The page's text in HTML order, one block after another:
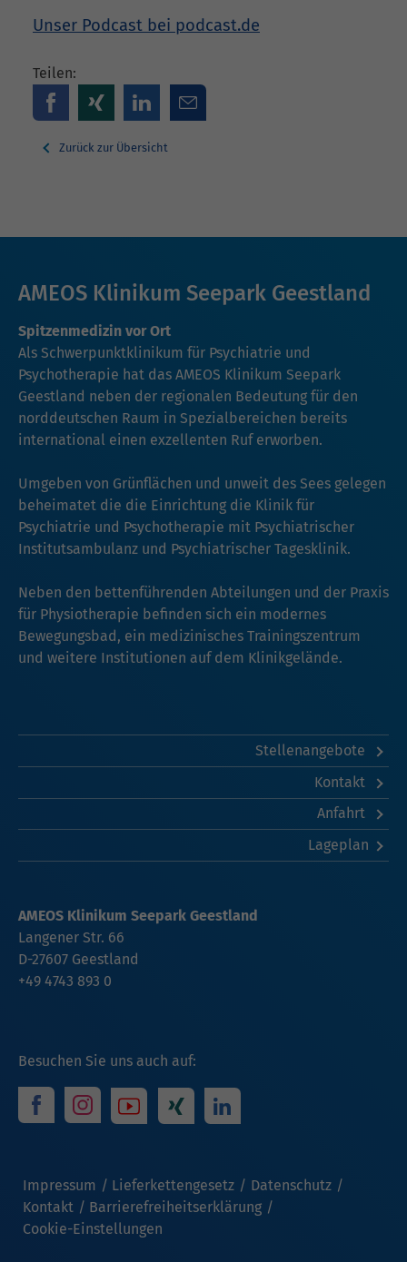
Unser Podcast bei podcast.de
Teilen:
Zurück zur Übersicht
AMEOS Klinikum Seepark Geestland
Spitzenmedizin vor Ort
Als Schwerpunktklinikum für Psychiatrie und
Psychotherapie hat das AMEOS Klinikum Seepark
Geestland neben der regionalen Bedeutung für den
norddeutschen Raum in Spezialbereichen bereits
international einen exzellenten Ruf erworben.
Umgeben von Grünflächen und unweit des Sees gelegen
beheimatet die die Einrichtung die Klinik für
Psychiatrie und Psychotherapie mit Psychiatrischer
Institutsambulanz und Psychiatrischer Tagesklinik.
Neben den bettenführenden Abteilungen und der Praxis
für Physiotherapie befinden sich ein modernes
Bewegungsbad, ein medizinisches Trainingszentrum
und weitere Institutionen auf dem Klinikgelände.
Stellenangebote
Kontakt
Anfahrt
Lageplan
Besuchen Sie uns auch auf:
Impressum Lieferkettengesetz
Datenschutz
Kontakt
Barrierefreiheitserklärung
Cookie-Einstellungen
AMEOS Klinikum Seepark Geestland
Langener Str. 66
D-27607 Geestland
+49 4743 893 0